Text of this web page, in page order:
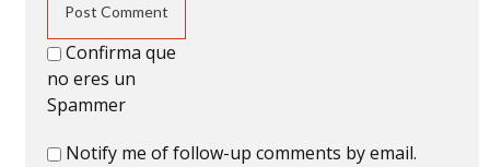
Confirma que
no eres un
Spammer
Notify me of follow-up comments by email.